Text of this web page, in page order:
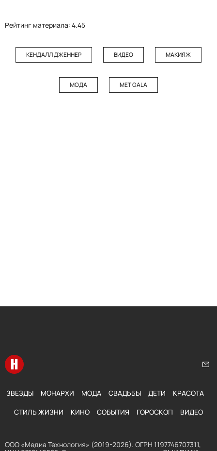
Рейтинг материала: 4.45
КЕНДАЛЛ ДЖЕННЕР ВИДЕО МАКИЯЖ
МОДА MET GALA
Перейти на главную
ЗВЕЗДЫ МОНАРХИ МОДА СВАДЬБЫ ДЕТИ КРАСОТА
СТИЛЬ ЖИЗНИ КИНО СОБЫТИЯ ГОРОСКОП ВИДЕО
ООО «Медиа Технология» (2019-2026). ОГРН 1197746707311,